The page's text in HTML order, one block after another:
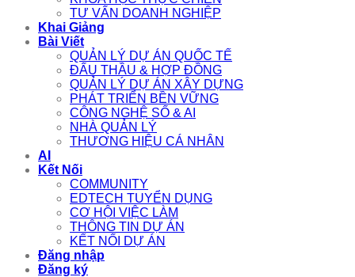
TƯ VẤN DOANH NGHIỆP
Khai Giảng
Bài Viết
QUẢN LÝ DỰ ÁN QUỐC TẾ
ĐẤU THẦU & HỢP ĐỒNG
QUẢN LÝ DỰ ÁN XÂY DỰNG
PHÁT TRIỂN BỀN VỮNG
CÔNG NGHỆ SỐ & AI
NHÀ QUẢN LÝ
THƯƠNG HIỆU CÁ NHÂN
AI
Kết Nối
COMMUNITY
EDTECH TUYỂN DỤNG
CƠ HỘI VIỆC LÀM
THÔNG TIN DỰ ÁN
KẾT NỐI DỰ ÁN
Đăng nhập
Đăng ký